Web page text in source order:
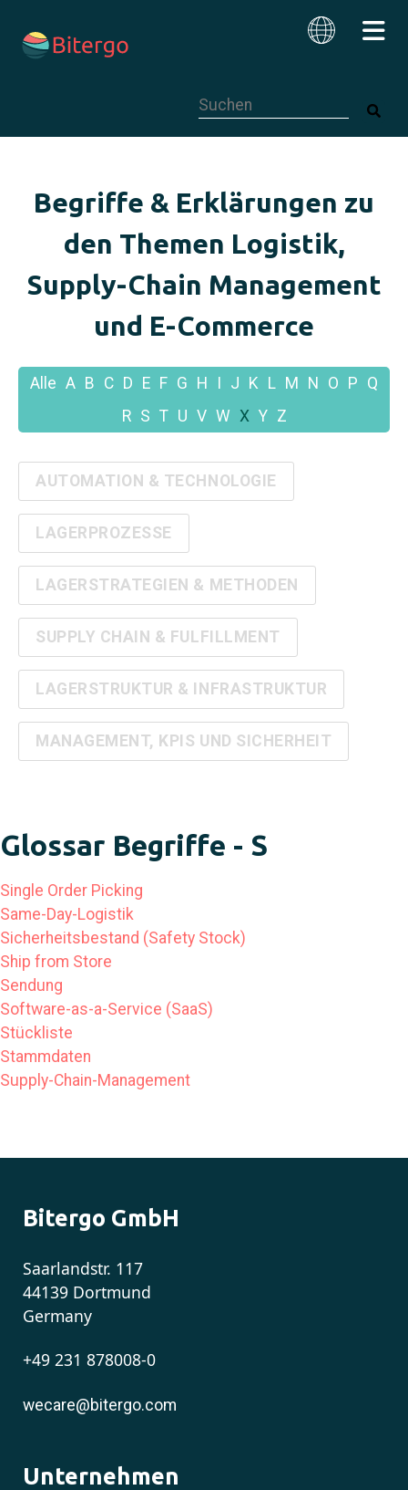
Begriffe & Erklärungen zu
den Themen Logistik,
Supply-Chain Management
und E-Commerce
Alle A B C D E F G H J K L M N O P Q
R S T U V W X Y Z
AUTOMATION & TECHNOLOGIE
LAGERPROZESSE
LAGERSTRATEGIEN & METHODEN
SUPPLY CHAIN & FULFILLMENT
LAGERSTRUKTUR & INFRASTRUKTUR
MANAGEMENT, KPIS UND SICHERHEIT
Glossar Begriffe - S
Single Order Picking
Same-Day-Logistik
Sicherheitsbestand (Safety Stock)
Ship from Store
Sendung
Software-as-a-Service (SaaS)
Stückliste
Stammdaten
Supply-Chain-Management
Bitergo GmbH
Saarlandstr. 117
44139 Dortmund
Germany
+49 231 878008-0
wecare@bitergo.com
Unternehmen